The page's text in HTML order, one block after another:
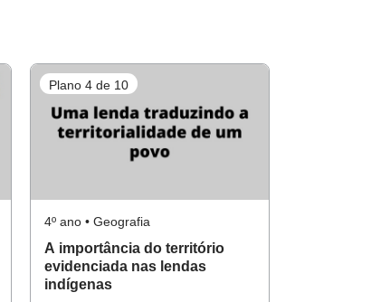
Plano 4 de 10
4º ano • Geografia
A importância do território
evidenciada nas lendas
indígenas